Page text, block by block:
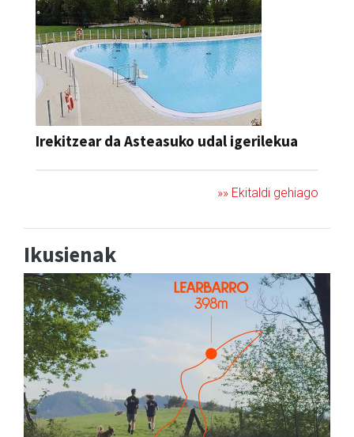
Irekitzear da Asteasuko udal igerilekua
»» Ekitaldi gehiago
Ikusienak